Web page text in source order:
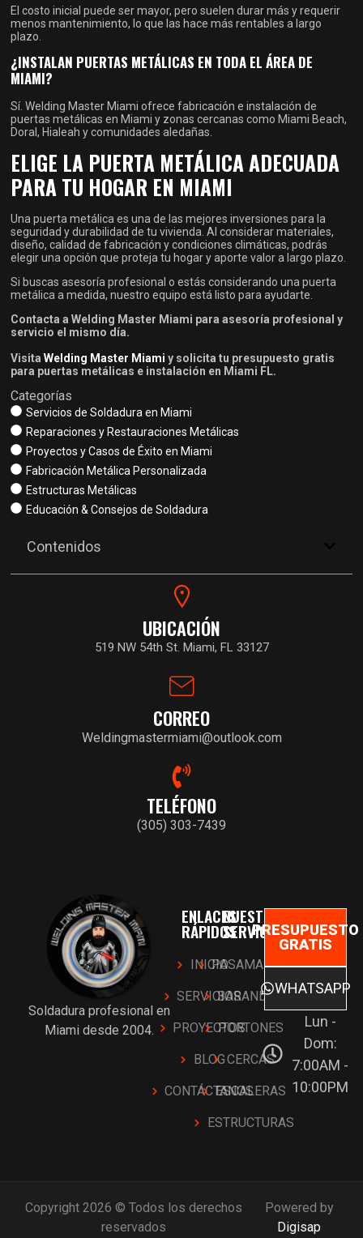
Categorías
Servicios de Soldadura en Miami
Reparaciones y Restauraciones Metálicas
Proyectos y Casos de Éxito en Miami
Fabricación Metálica Personalizada
Estructuras Metálicas
Educación & Consejos de Soldadura
Contenidos
El costo inicial puede ser mayor, pero suelen durar más y requerir
menos mantenimiento, lo que las hace más rentables a largo
plazo.
¿INSTALAN PUERTAS METÁLICAS EN TODA EL ÁREA DE
MIAMI?
Sí. Welding Master Miami ofrece fabricación e instalación de
puertas metálicas en Miami y zonas cercanas como Miami Beach,
Doral, Hialeah y comunidades aledañas.
ELIGE LA PUERTA METÁLICA ADECUADA
PARA TU HOGAR EN MIAMI
Una puerta metálica es una de las mejores inversiones para la
seguridad y durabilidad de tu vivienda. Al considerar materiales,
diseño, calidad de fabricación y condiciones climáticas, podrás
elegir una opción que proteja tu hogar y aporte valor a largo plazo.
Si buscas asesoría profesional o estás considerando una puerta
metálica a medida, nuestro equipo está listo para ayudarte.
Contacta a Welding Master Miami para asesoría profesional y
servicio el mismo día.
Visita Welding Master Miami y solicita tu presupuesto gratis
para puertas metálicas e instalación en Miami FL.
UBICACIÓN
519 NW 54th St. Miami, FL 33127
CORREO
Weldingmastermiami@outlook.com
TELÉFONO
(305) 303-7439
Soldadura profesional en
Miami desde 2004.
ENLACES
RÁPIDOS
INICIO
SERVICIOS
PROYECTOS
BLOG
CONTÁCTANOS
NUESTROS
SERVICIOS
PASAMANOS
BARANDAS
PORTONES
CERCAS
ESCALERAS
ESTRUCTURAS
PRESUPUESTO
GRATIS
WHATSAPP
Lun -
Dom:
7:00AM -
10:00PM
Copyright 2026 © Todos los derechos
reservados
Powered by
Digisap